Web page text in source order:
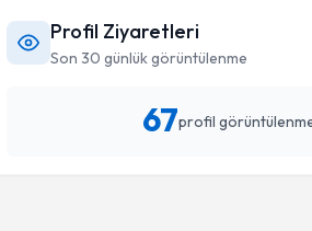
Profil Ziyaretleri
Son 30 günlük görüntülenme
67profil